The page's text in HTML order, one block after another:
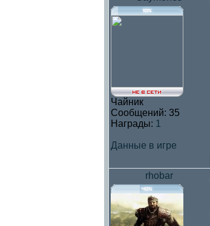
Чайник
Сообщений: 35
Награды: 1
Данные в игре
rhobar